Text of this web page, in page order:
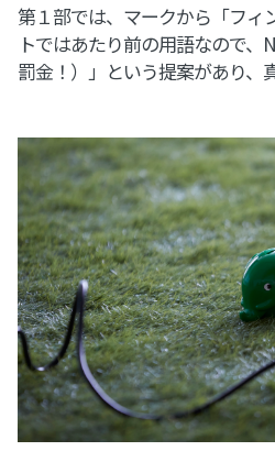
第１部では、マークから「フィ
トではあたり前の用語なので、
罰金！）」という提案があり、